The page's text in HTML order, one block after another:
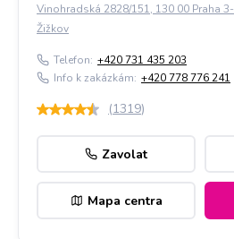
Vinohradská 2828/151, 130 00 Praha 3-
Žižkov
Telefon: +420 731 435 203
Info k zakázkám: +420 778 776 241
(1319)
Zavolat
Mapa centra